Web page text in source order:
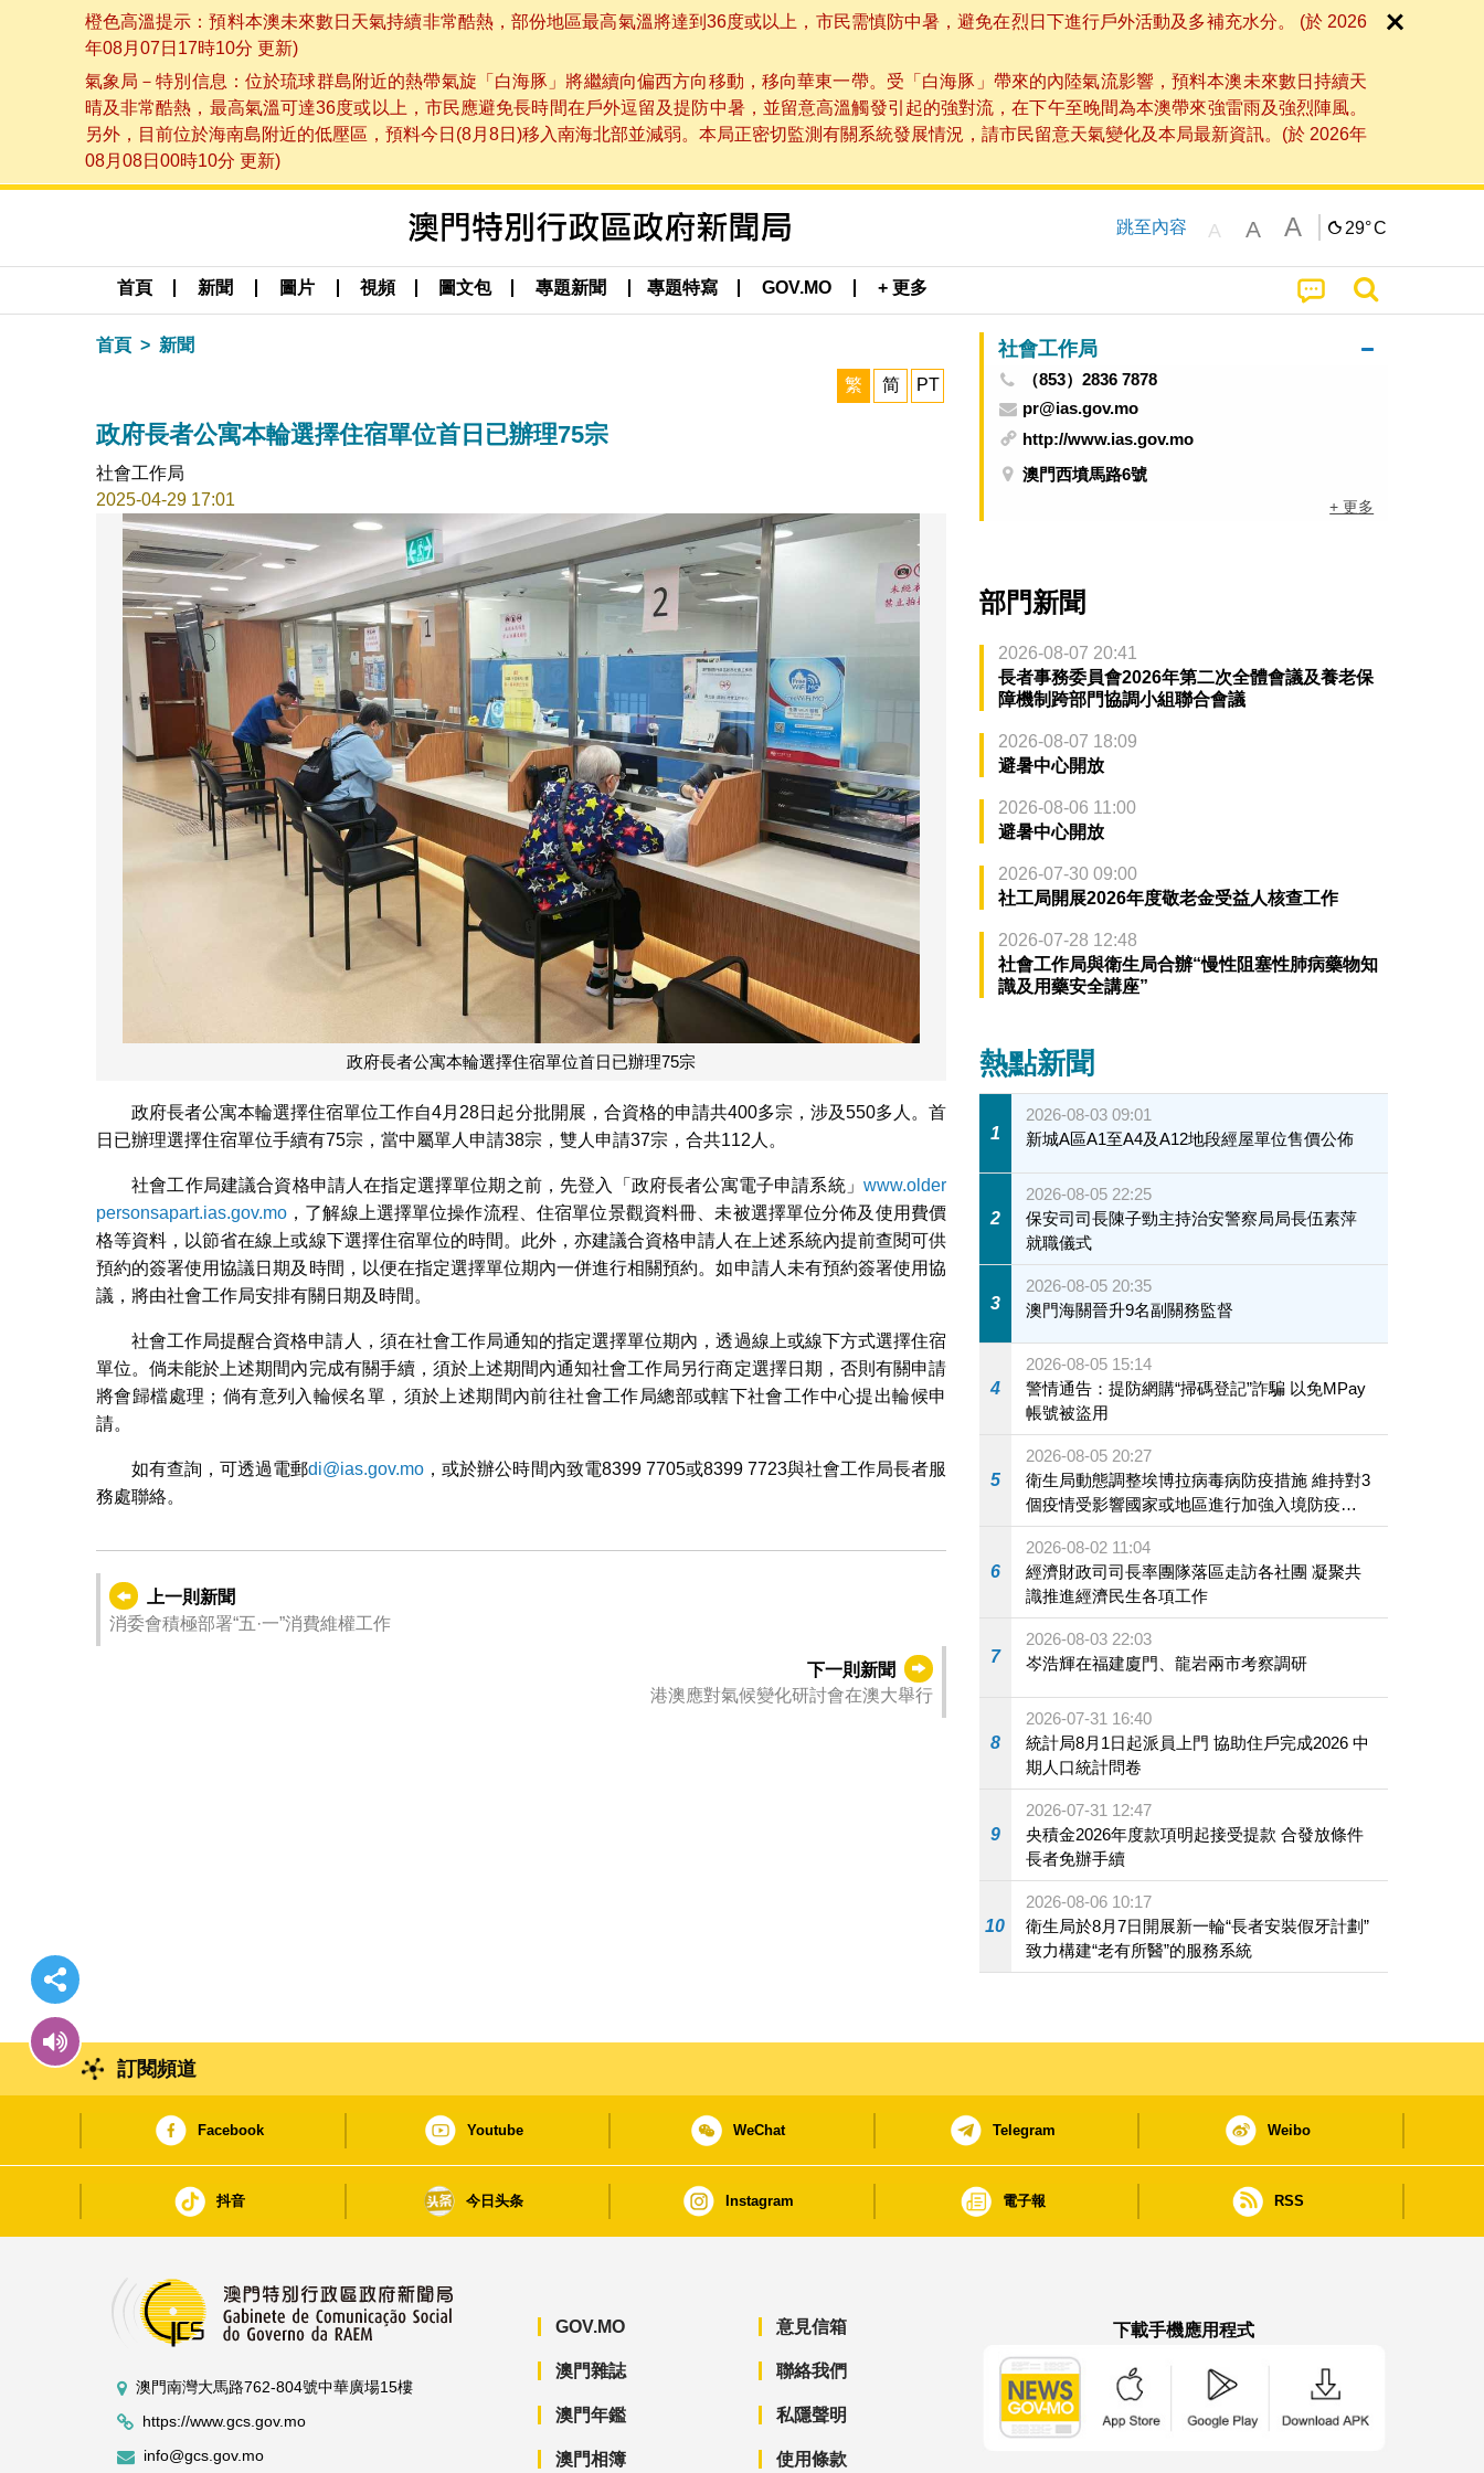
橙色高溫提示：預料本澳未來數日天氣持續非常酷熱，部份地區最高氣溫將達到36度或以上，市民需慎防中暑，避免在烈日下進行戶外活動及多補充水分。 (於 2026
年08月07日17時10分 更新)
氣象局－特別信息：位於琉球群島附近的熱帶氣旋「白海豚」將繼續向偏西方向移動，移向華東一帶。受「白海豚」帶來的內陸氣流影響，預料本澳未來數日持續天
晴及非常酷熱，最高氣溫可達36度或以上，市民應避免長時間在戶外逗留及提防中暑，並留意高溫觸發引起的強對流，在下午至晚間為本澳帶來強雷雨及強烈陣風。
另外，目前位於海南島附近的低壓區，預料今日(8月8日)移入南海北部並減弱。本局正密切監測有關系統發展情況，請市民留意天氣變化及本局最新資訊。(於 2026年
08月08日00時10分 更新)
跳至內容 A A A 29°C
首頁 新聞 圖片 視頻 圖文包 專題新聞 專題特寫 GOV.MO + 更多
首頁 新聞
繁 简 PT
政府長者公寓本輪選擇住宿單位首日已辦理75宗
社會工作局
2025-04-29 17:01
政府長者公寓本輪選擇住宿單位首日已辦理75宗
政府長者公寓本輪選擇住宿單位工作自4月28日起分批開展，合資格的申請共400多宗，涉及550多人。首
日已辦理選擇住宿單位手續有75宗，當中屬單人申請38宗，雙人申請37宗，合共112人。
社會工作局建議合資格申請人在指定選擇單位期之前，先登入「政府長者公寓電子申請系統」 www.older
personsapart.ias.gov.mo ，了解線上選擇單位操作流程、住宿單位景觀資料冊、未被選擇單位分佈及使用費價
格等資料，以節省在線上或線下選擇住宿單位的時間。此外，亦建議合資格申請人在上述系統內提前查閱可供
預約的簽署使用協議日期及時間，以便在指定選擇單位期內一併進行相關預約。如申請人未有預約簽署使用協
議，將由社會工作局安排有關日期及時間。
社會工作局提醒合資格申請人，須在社會工作局通知的指定選擇單位期內，透過線上或線下方式選擇住宿
單位。倘未能於上述期間內完成有關手續，須於上述期間內通知社會工作局另行商定選擇日期，否則有關申請
將會歸檔處理；倘有意列入輪候名單，須於上述期間內前往社會工作局總部或轄下社會工作中心提出輪候申
請。
如有查詢，可透過電郵di@ias.gov.mo ，或於辦公時間內致電8399 7705或8399 7723與社會工作局長者服
務處聯絡。
上一則新聞
消委會積極部署“五·一”消費維權工作
下一則新聞
港澳應對氣候變化研討會在澳大舉行
社會工作局
（853）2836 7878
pr@ias.gov.mo
http://www.ias.gov.mo
澳門西墳馬路6號
+ 更多
部門新聞
2026-08-07 20:41
長者事務委員會2026年第二次全體會議及養老保
障機制跨部門協調小組聯合會議
2026-08-07 18:09
避暑中心開放
2026-08-06 11:00
避暑中心開放
2026-07-30 09:00
社工局開展2026年度敬老金受益人核查工作
2026-07-28 12:48
社會工作局與衛生局合辦“慢性阻塞性肺病藥物知
識及用藥安全講座”
熱點新聞
1
2026-08-03 09:01
新城A區A1至A4及A12地段經屋單位售價公佈
2
2026-08-05 22:25
保安司司長陳子勁主持治安警察局局長伍素萍
就職儀式
3
2026-08-05 20:35
澳門海關晉升9名副關務監督
4
2026-08-05 15:14
警情通告：提防網購“掃碼登記”詐騙 以免MPay
帳號被盜用
5
2026-08-05 20:27
衛生局動態調整埃博拉病毒病防疫措施 維持對3
個疫情受影響國家或地區進行加強入境防疫措
施
6
2026-08-02 11:04
經濟財政司司長率團隊落區走訪各社團 凝聚共
識推進經濟民生各項工作
7
2026-08-03 22:03
岑浩輝在福建廈門、龍岩兩市考察調研
8
2026-07-31 16:40
統計局8月1日起派員上門 協助住戶完成2026 中
期人口統計問卷
9
2026-07-31 12:47
央積金2026年度款項明起接受提款 合發放條件
長者免辦手續
10
2026-08-06 10:17
衛生局於8月7日開展新一輪“長者安裝假牙計劃”
致力構建“老有所醫”的服務系統
訂閱頻道
Facebook Youtube WeChat Telegram Weibo
抖音 今日头条 Instagram 電子報 RSS
澳門南灣大馬路762-804號中華廣場15樓
https://www.gcs.gov.mo
info@gcs.gov.mo
GOV.MO
澳門雜誌
澳門年鑑
澳門相簿
意見信箱
聯絡我們
私隱聲明
使用條款
下載手機應用程式